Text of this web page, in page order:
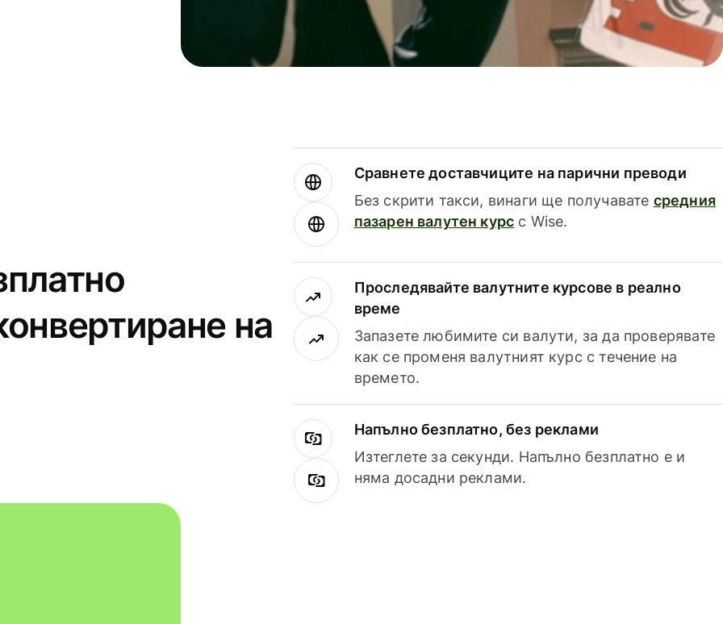
на
Сравнете доставчиците на парични преводи
Без скрити такси, винаги ще получавате средния
пазарен валутен курс с Wise.
Проследявайте валутните курсове в реално
време
Запазете любимите си валути, за да проверявате
как се променя валутният курс с течение на
времето.
Напълно безплатно, без реклами
Изтеглете за секунди. Напълно безплатно е и
няма досадни реклами.